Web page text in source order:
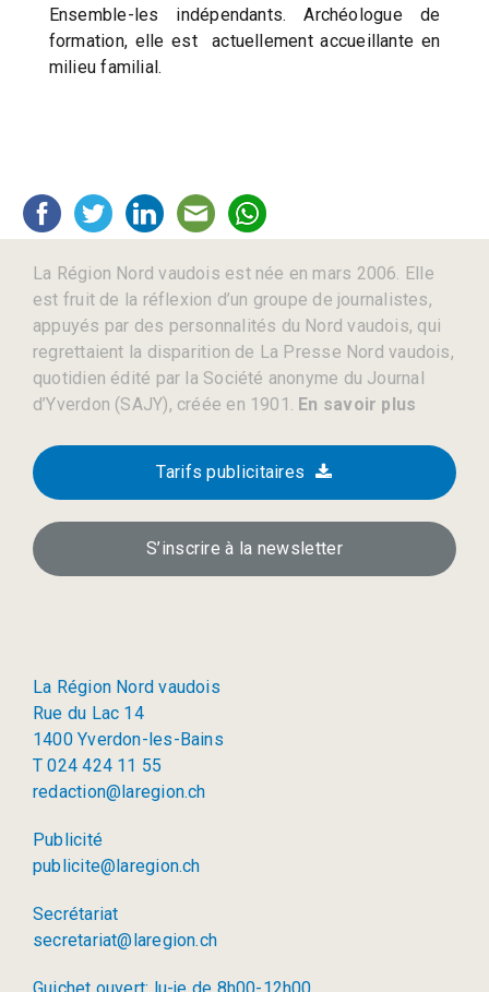
Ensemble-les indépendants. Archéologue de
formation, elle est actuellement accueillante en
milieu familial.
La Région Nord vaudois est née en mars 2006. Elle
est fruit de la réflexion d’un groupe de journalistes,
appuyés par des personnalités du Nord vaudois, qui
regrettaient la disparition de La Presse Nord vaudois,
quotidien édité par la Société anonyme du Journal
d’Yverdon (SAJY), créée en 1901. En savoir plus
Tarifs publicitaires
S’inscrire à la newsletter
La Région Nord vaudois
Rue du Lac 14
1400 Yverdon-les-Bains
T 024 424 11 55
redaction@laregion.ch
Publicité
publicite@laregion.ch
Secrétariat
secretariat@laregion.ch